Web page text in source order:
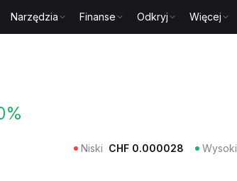
Narzędzia Finanse Odkryj Więcej
Niski CHF 0.000028 Wysoki